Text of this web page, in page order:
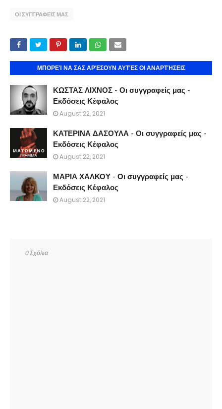
ΟΙ ΣΥΓΓΡΑΦΕΙΣ ΜΑΣ
ΜΠΟΡΕΊ ΝΑ ΣΑΣ ΑΡΈΣΟΥΝ ΑΥΤΈΣ ΟΙ ΑΝΑΡΤΉΣΕΙΣ
ΚΩΣΤΑΣ ΛΙΧΝΟΣ - Οι συγγραφείς μας -
Εκδόσεις Κέφαλος
August 22, 2021
ΚΑΤΕΡΙΝΑ ΔΑΣΟΥΛΑ - Οι συγγραφείς μας -
Εκδόσεις Κέφαλος
August 22, 2021
ΜΑΡΙΑ ΧΑΛΚΟΥ - Οι συγγραφείς μας -
Εκδόσεις Κέφαλος
August 22, 2021
0 Σχόλια